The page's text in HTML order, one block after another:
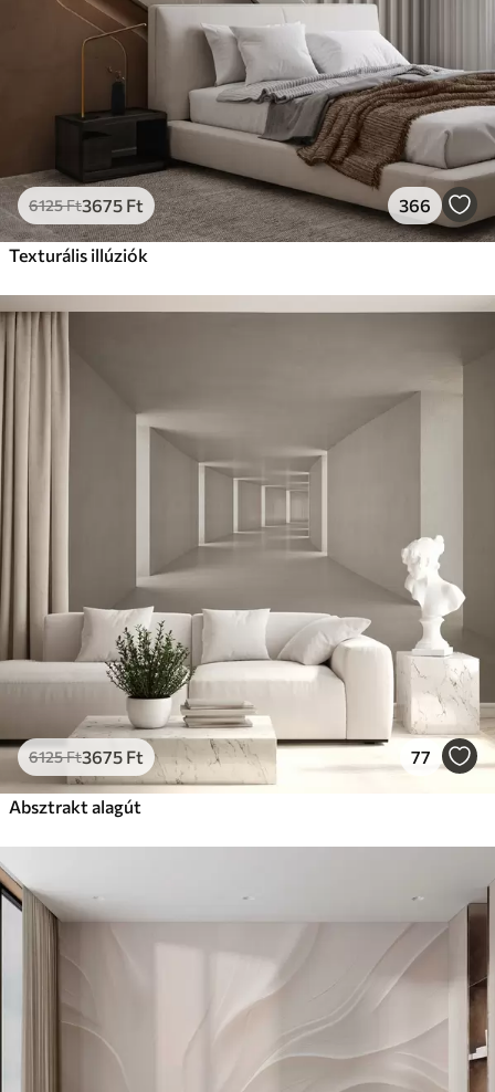
6125Ft3675 Ft 366
Texturális illúziók
6125Ft3675 Ft 77
Absztrakt alagút